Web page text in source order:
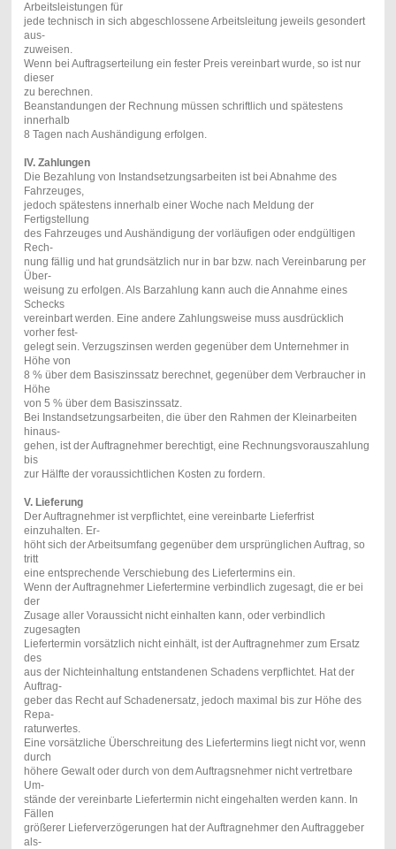
Arbeitsleistungen für
jede technisch in sich abgeschlossene Arbeitsleitung jeweils gesondert
aus-
zuweisen.
Wenn bei Auftragserteilung ein fester Preis vereinbart wurde, so ist nur
dieser
zu berechnen.
Beanstandungen der Rechnung müssen schriftlich und spätestens
innerhalb
8 Tagen nach Aushändigung erfolgen.
IV. Zahlungen
Die Bezahlung von Instandsetzungsarbeiten ist bei Abnahme des
Fahrzeuges,
jedoch spätestens innerhalb einer Woche nach Meldung der
Fertigstellung
des Fahrzeuges und Aushändigung der vorläufigen oder endgültigen
Rech-
nung fällig und hat grundsätzlich nur in bar bzw. nach Vereinbarung per
Über-
weisung zu erfolgen. Als Barzahlung kann auch die Annahme eines
Schecks
vereinbart werden. Eine andere Zahlungsweise muss ausdrücklich
vorher fest-
gelegt sein. Verzugszinsen werden gegenüber dem Unternehmer in
Höhe von
8 % über dem Basiszinssatz berechnet, gegenüber dem Verbraucher in
Höhe
von 5 % über dem Basiszinssatz.
Bei Instandsetzungsarbeiten, die über den Rahmen der Kleinarbeiten
hinaus-
gehen, ist der Auftragnehmer berechtigt, eine Rechnungsvorauszahlung
bis
zur Hälfte der voraussichtlichen Kosten zu fordern.
V. Lieferung
Der Auftragnehmer ist verpflichtet, eine vereinbarte Lieferfrist
einzuhalten. Er-
höht sich der Arbeitsumfang gegenüber dem ursprünglichen Auftrag, so
tritt
eine entsprechende Verschiebung des Liefertermins ein.
Wenn der Auftragnehmer Liefertermine verbindlich zugesagt, die er bei
der
Zusage aller Voraussicht nicht einhalten kann, oder verbindlich
zugesagten
Liefertermin vorsätzlich nicht einhält, ist der Auftragnehmer zum Ersatz
des
aus der Nichteinhaltung entstandenen Schadens verpflichtet. Hat der
Auftrag-
geber das Recht auf Schadenersatz, jedoch maximal bis zur Höhe des
Repa-
raturwertes.
Eine vorsätzliche Überschreitung des Liefertermins liegt nicht vor, wenn
durch
höhere Gewalt oder durch von dem Auftragsnehmer nicht vertretbare
Um-
stände der vereinbarte Liefertermin nicht eingehalten werden kann. In
Fällen
größerer Lieferverzögerungen hat der Auftragnehmer den Auftraggeber
als-